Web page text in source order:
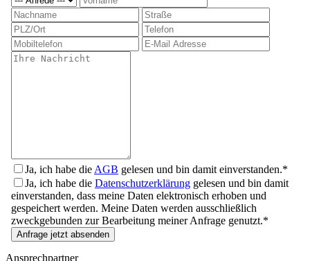
Ja, ich habe die AGB gelesen und bin damit einverstanden.*
Ja, ich habe die Datenschutzerklärung gelesen und bin damit
einverstanden, dass meine Daten elektronisch erhoben und
gespeichert werden. Meine Daten werden ausschließlich
zweckgebunden zur Bearbeitung meiner Anfrage genutzt.*
Anfrage jetzt absenden
Ansprechpartner